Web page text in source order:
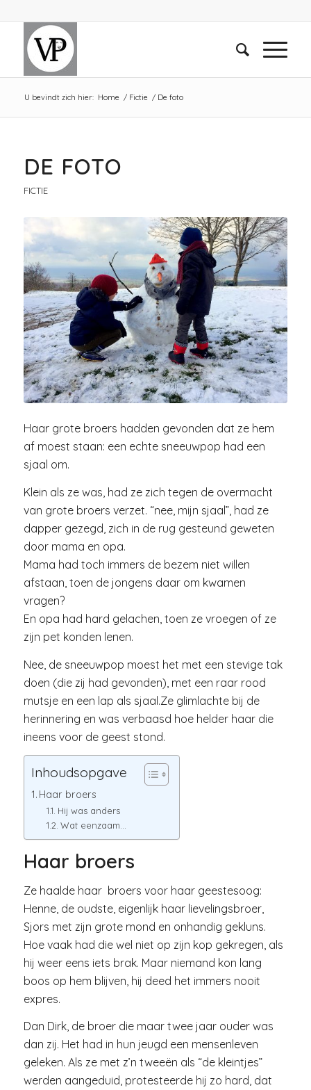
U bevindt zich hier: Home / Fictie / De foto
DE FOTO
FICTIE
Haar grote broers hadden gevonden dat ze hem
af moest staan: een echte sneeuwpop had een
sjaal om.
Klein als ze was, had ze zich tegen de overmacht
van grote broers verzet. “nee, mijn sjaal”, had ze
dapper gezegd, zich in de rug gesteund geweten
door mama en opa.
Mama had toch immers de bezem niet willen
afstaan, toen de jongens daar om kwamen
vragen?
En opa had hard gelachen, toen ze vroegen of ze
zijn pet konden lenen.
Nee, de sneeuwpop moest het met een stevige tak
doen (die zij had gevonden), met een raar rood
mutsje en een lap als sjaal.Ze glimlachte bij de
herinnering en was verbaasd hoe helder haar die
ineens voor de geest stond.
Inhoudsopgave
Haar broers
Hij was anders
Wat eenzaam…
Haar broers
Ze haalde haar broers voor haar geestesoog:
Henne, de oudste, eigenlijk haar lievelingsbroer,
Sjors met zijn grote mond en onhandig gekluns.
Hoe vaak had die wel niet op zijn kop gekregen, als
hij weer eens iets brak. Maar niemand kon lang
boos op hem blijven, hij deed het immers nooit
expres.
Dan Dirk, de broer die maar twee jaar ouder was
dan zij. Het had in hun jeugd een mensenleven
geleken. Als ze met z’n tweeën als “de kleintjes”
werden aangeduid, protesteerde hij zo hard, dat